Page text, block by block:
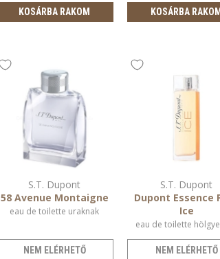
KOSÁRBA RAKOM KOSÁRBA RAKOM
S.T. Dupont
58 Avenue Montaigne
eau de toilette uraknak
NEM ELÉRHETŐ
S.T. Dupont
Dupont Essence
Ice
eau de toilette
NEM ELÉRHETŐ